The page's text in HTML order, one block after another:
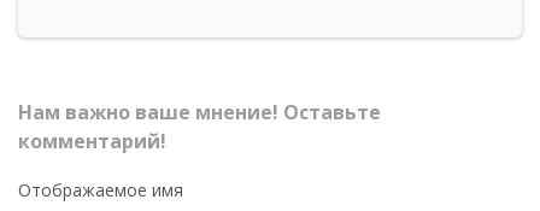
Нам важно ваше мнение! Оставьте
комментарий!
Отображаемое имя